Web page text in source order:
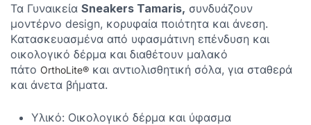
Τα Γυναικεία Sneakers Tamaris, συνδυάζουν
μοντέρνο design, κορυφαία ποιότητα και άνεση.
Kατασκευασμένα από υφασμάτινη επένδυση και
οικολογικό δέρμα και διαθέτουν μαλακό
πάτο OrthoLite® και αντιολισθητική σόλα, για σταθερά
και άνετα βήματα.
Υλικό: Οικολογικό δέρμα και ύφασμα